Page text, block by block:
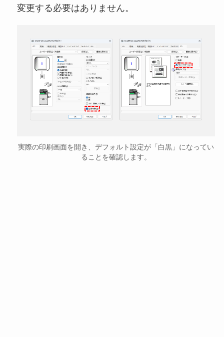
変更する必要はありません。
実際の印刷画面を開き、デフォルト設定が「白黒」になってい
ることを確認します。